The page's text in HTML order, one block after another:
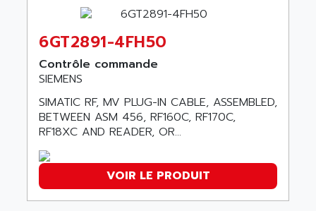
C350 / C370
RAIL SWITCH
SBC
HMI
SIMATIC HMI
SIMATIC OPERATOR PANEL
OPERATOR PANEL
APRIL 2000
APRIL 7000
SMC50
ABC VISION
ABG
ABL
ABL SURSUM
ABLE SYSTEMS
ABLIC
ABRACON
ABS COMPUTERS
6GT2891-4FH50
Contrôle commande
SIEMENS
SIMATIC RF, MV PLUG-IN CABLE, ASSEMBLED,
BETWEEN ASM 456, RF160C, RF170C,
RF18XC AND READER, OR...
VOIR LE PRODUIT